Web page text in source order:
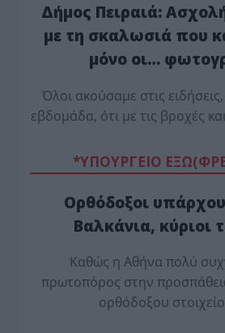
Δήμος Πειραιά:
με τη σκαλωσιά που
μόνο οι…
Όλοι ακούσαμε στις
εβδομάδα, ότι με τις βροχές
*ΥΠΟΥΡΓΕΙΟ
Ορθόδοξοι
Βαλκάνια, κύριοι
Καθώς η Αθήνα πολύ
πρωτοπόρος στην
ορθόδοξου